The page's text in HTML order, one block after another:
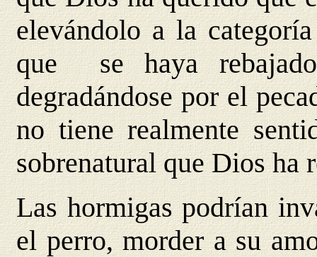
elevándolo a la
que se haya
degradándose por el
no tiene realmente
sobrenatural que Dios ha
Las hormigas podrían
el perro, morder a su